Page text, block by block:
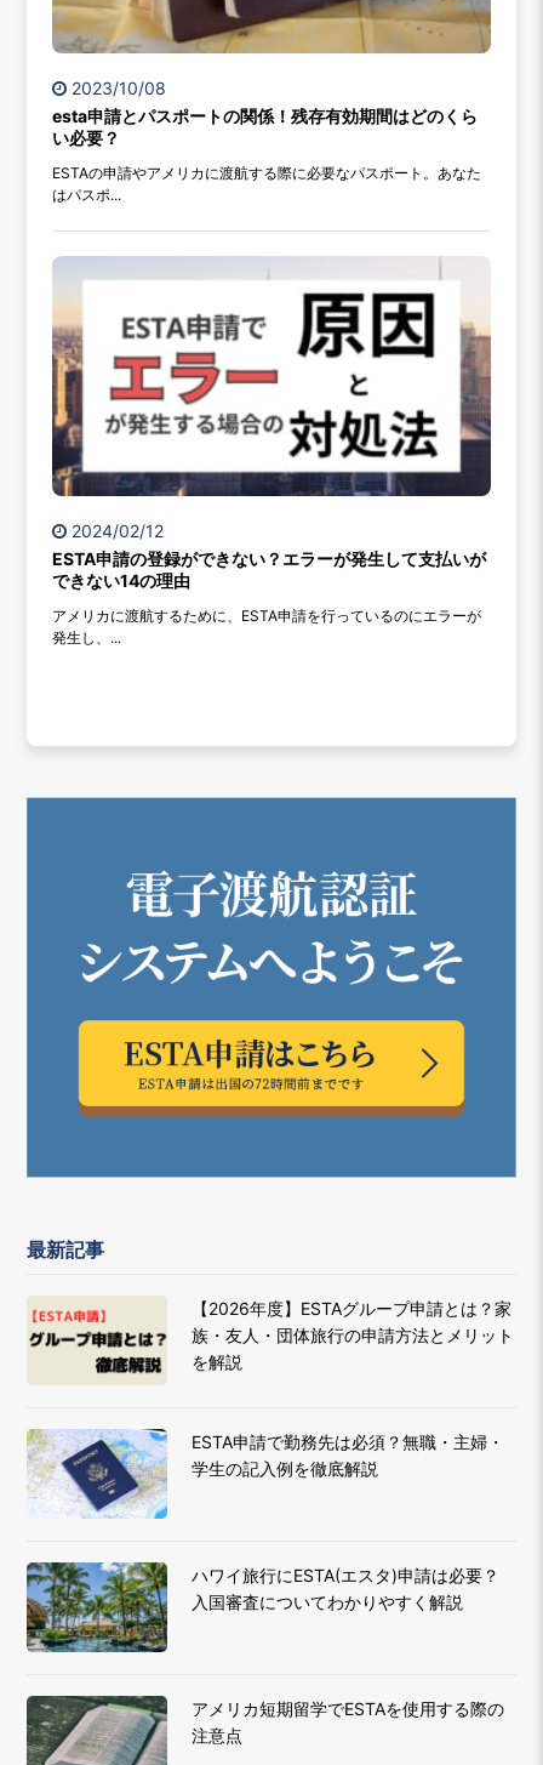
2023/10/08
esta申請とパスポートの関係！残存有効期間はどのくら
い必要？
ESTAの申請やアメリカに渡航する際に必要なパスポート。あなた
はパスポ...
2024/02/12
ESTA申請の登録ができない？エラーが発生して支払いが
できない14の理由
アメリカに渡航するために、ESTA申請を行っているのにエラーが
発生し、...
最新記事
【2026年度】ESTAグループ申請とは？家
族・友人・団体旅行の申請方法とメリット
を解説
ESTA申請で勤務先は必須？無職・主婦・
学生の記入例を徹底解説
ハワイ旅行にESTA(エスタ)申請は必要？
入国審査についてわかりやすく解説
アメリカ短期留学でESTAを使用する際の
注意点